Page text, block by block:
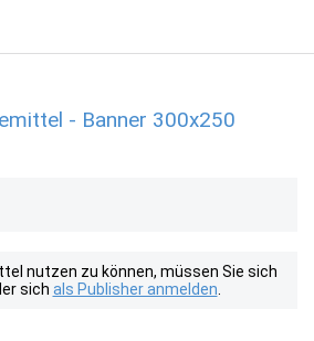
- Banner 300x250
nutzen zu können, müssen Sie sich
sich als Publisher anmelden